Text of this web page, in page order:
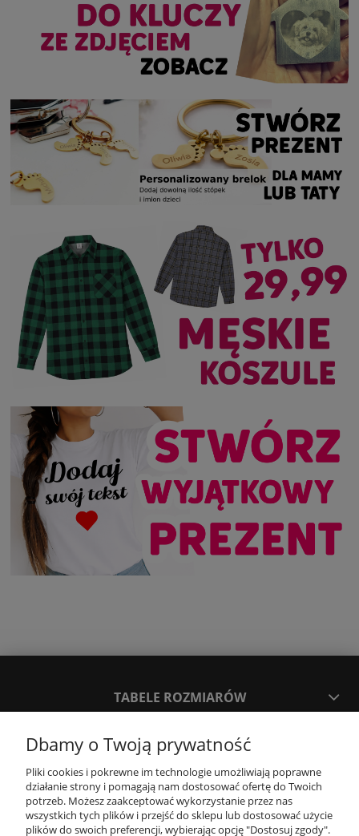
TABELE ROZMIARÓW
SPOSOBY PŁATNOŚCI ORAZ CZAS I KOSZTY DOSTAWY
KONTAKT
Dbamy o Twoją prywatność
Pliki cookies i pokrewne im technologie umożliwiają poprawne
działanie strony i pomagają nam dostosować ofertę do Twoich
potrzeb. Możesz zaakceptować wykorzystanie przez nas
wszystkich tych plików i przejść do sklepu lub dostosować użycie
plików do swoich preferencji, wybierając opcję "Dostosuj zgody".